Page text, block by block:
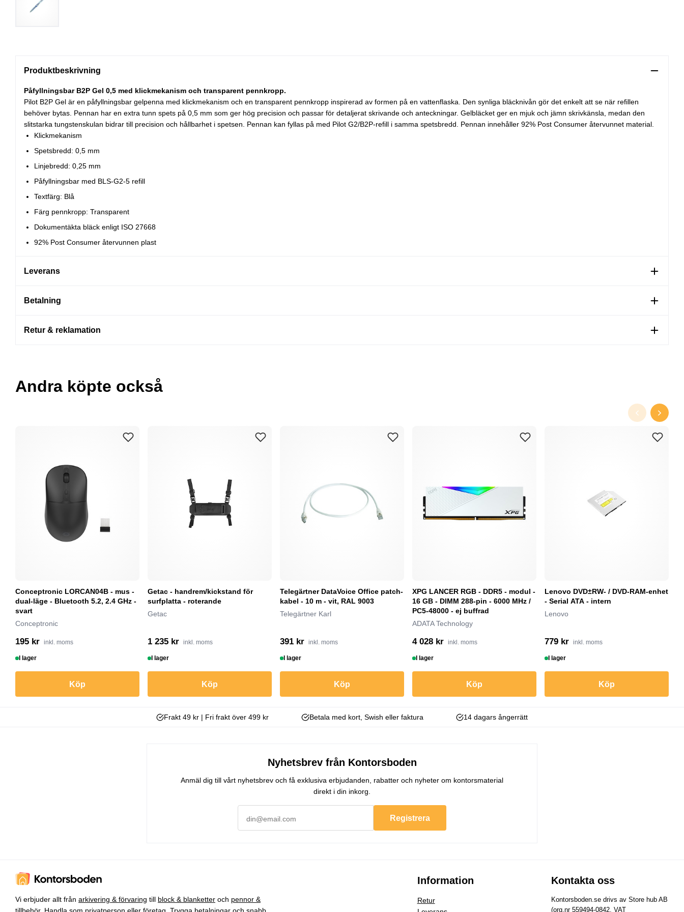
Produktbeskrivning
Påfyllningsbar B2P Gel 0,5 med klickmekanism och transparent pennkropp.
Pilot B2P Gel är en påfyllningsbar gelpenna med klickmekanism och en transparent pennkropp inspirerad av formen på en vattenflaska. Den synliga bläcknivån gör det enkelt att se när refillen
behöver bytas. Pennan har en extra tunn spets på 0,5 mm som ger hög precision och passar för detaljerat skrivande och anteckningar. Gelbläcket ger en mjuk och jämn skrivkänsla, medan den
slitstarka tungstenskulan bidrar till precision och hållbarhet i spetsen. Pennan kan fyllas på med Pilot G2/B2P-refill i samma spetsbredd. Pennan innehåller 92% Post Consumer återvunnet material.
Klickmekanism
Spetsbredd: 0,5 mm
Linjebredd: 0,25 mm
Påfyllningsbar med BLS-G2-5 refill
Textfärg: Blå
Färg pennkropp: Transparent
Dokumentäkta bläck enligt ISO 27668
92% Post Consumer återvunnen plast
Leverans
Betalning
Retur & reklamation
Andra köpte också
Conceptronic LORCAN04B - mus -
dual-läge - Bluetooth 5.2, 2.4 GHz -
svart
Conceptronic
195 kr inkl. moms
I lager
Köp
Getac - handrem/kickstand för
surfplatta - roterande
Getac
1 235 kr inkl. moms
I lager
Köp
Telegärtner DataVoice Office patch-
kabel - 10 m - vit, RAL 9003
Telegärtner Karl
391 kr inkl. moms
I lager
Köp
XPG LANCER RGB - DDR5 - modul -
16 GB - DIMM 288-pin - 6000 MHz /
PC5-48000 - ej buffrad
ADATA Technology
4 028 kr inkl. moms
I lager
Köp
Lenovo DVD±RW- / DVD-RAM-enhet
- Serial ATA - intern
Lenovo
779 kr inkl. moms
I lager
Köp
Frakt 49 kr | Fri frakt över 499 kr Betala med kort, Swish eller faktura 14 dagars ångerrätt
Nyhetsbrev från Kontorsboden
Anmäl dig till vårt nyhetsbrev och få exklusiva erbjudanden, rabatter och nyheter om kontorsmaterial
direkt i din inkorg.
Registrera
Vi erbjuder allt från arkivering & förvaring till block & blanketter och pennor &
Information
Retur
Kontakta oss
Kontorsboden.se drivs av Store hub AB
(org.nr 559494-0842, VAT